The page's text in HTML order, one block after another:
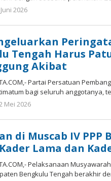
2026
Tengah Harus
Akibat
Partai Persatuan
bagi seluruh anggotanya,
Mei 2026
di Muscab IV
Lama dan
Pelaksanaan
Bengkulu Tengah berakhir